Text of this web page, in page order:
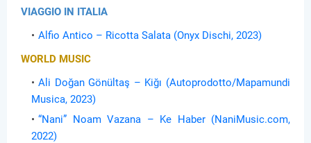
VIAGGIO IN ITALIA
Alfio Antico – Ricotta Salata (Onyx Dischi, 2023)
WORLD MUSIC
Ali Doğan Gönültaş – Kiğı (Autoprodotto/Mapamundi
Musica, 2023)
“Nani” Noam Vazana – Ke Haber (NaniMusic.com,
2022)